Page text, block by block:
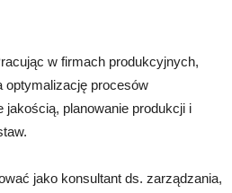
w firmach produkcyjnych,
optymalizację procesów
planowanie produkcji i
jako konsultant ds. zarządzania,